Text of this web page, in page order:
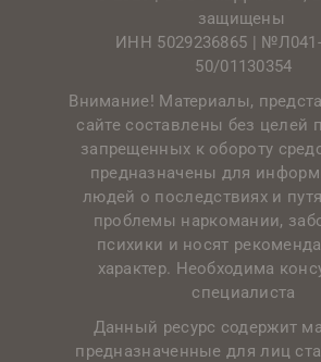
защищены
ИНН 5029236865 |
50/01130354
Внимание! Материалы,
сайте составлены без целей
запрещенных к обороту
предназначены для
людей о последствиях и
проблемы наркомании,
психики и носят
характер. Необходима
специалиста
Данный ресурс содержит
предназначенные для лиц